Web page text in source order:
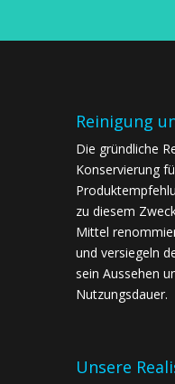
Reinigung
Die gründliche
Konservierung
zu diesem
Mittel
und versiegeln
sein Aussehen
Nutzungsdauer.
Unsere